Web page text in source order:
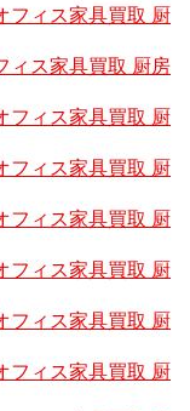
フィス家具買取 厨
ィス家具買取 厨房
フィス家具買取 厨
フィス家具買取 厨
フィス家具買取 厨
フィス家具買取 厨
フィス家具買取 厨
フィス家具買取 厨